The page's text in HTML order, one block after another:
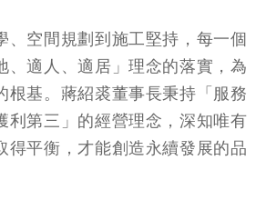
、空間規劃到施工堅持，每一個
、適人、適居」理念的落實，為
根基。蔣紹裘董事長秉持「服務
利第三」的經營理念，深知唯有
得平衡，才能創造永續發展的品